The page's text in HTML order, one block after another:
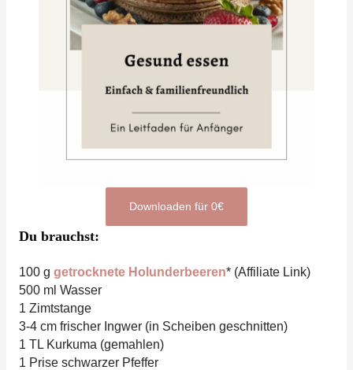
Downloaden für 0€
Du brauchst:
100 g getrocknete Holunderbeeren* (Affiliate Link)
500 ml Wasser
1 Zimtstange
3-4 cm frischer Ingwer (in Scheiben geschnitten)
1 TL Kurkuma (gemahlen)
1 Prise schwarzer Pfeffer